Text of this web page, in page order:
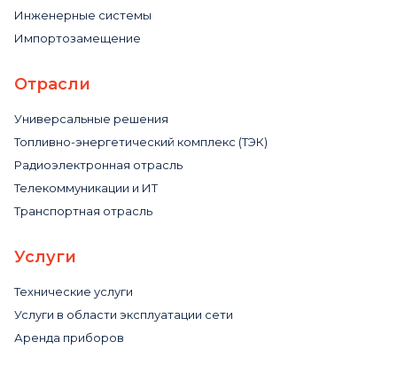
Инженерные системы
Импортозамещение
Отрасли
Универсальные решения
Топливно-энергетический комплекс (ТЭК)
Радиоэлектронная отрасль
Телекоммуникации и ИТ
Транспортная отрасль
Услуги
Технические услуги
Услуги в области эксплуатации сети
Аренда приборов